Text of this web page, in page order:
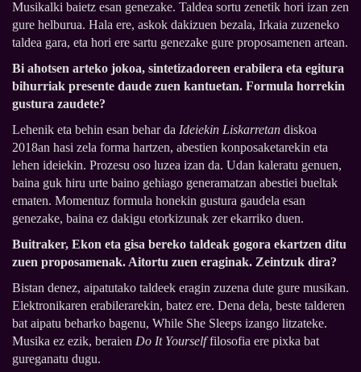
Musikalki baietz esan genezake. Taldea sortu zenetik hori izan zen
gure helburua. Hala ere, askok dakizuen bezala, Irkaia zuzeneko
taldea gara, eta hori ere sartu genezake gure proposamenen artean.
Bi ahotsen arteko jokoa, sintetizadoreen erabilera eta egitura
bihurriak presente daude zuen kantuetan. Formula horrekin
gustura zaudete?
Lehenik eta behin esan behar da Ideiekin Liskarretan diskoa
2018an hasi zela forma hartzen, abestien konposaketarekin eta
lehen ideiekin. Prozesu oso luzea izan da. Udan kaleratu genuen,
baina guk hiru urte baino gehiago generamatzan abestiei bueltak
ematen. Momentuz formula honekin gustura gaudela esan
genezake, baina ez dakigu etorkizunak zer ekarriko duen.
Buitraker, Ekon eta gisa bereko taldeak gogora ekartzen ditu
zuen proposamenak. Aitortu zuen eraginak. Zeintzuk dira?
Bistan denez, aipatutako taldeek eragin zuzena dute gure musikan.
Elektronikaren erabilerarekin, batez ere. Dena dela, beste talderen
bat aipatu beharko bagenu, While She Sleeps izango litzateke.
Musika ez ezik, beraien Do It Yourselffilosofia ere pixka bat
gureganatu dugu.